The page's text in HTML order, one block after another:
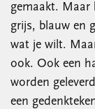
gemaakt. Maar
grijs, blauw en
wat je wilt.
ook. Ook een
worden
een